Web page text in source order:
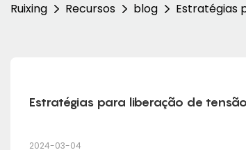
Ruixing Recursos blog Estratégias
Estratégias para liberação de
2024-03-04